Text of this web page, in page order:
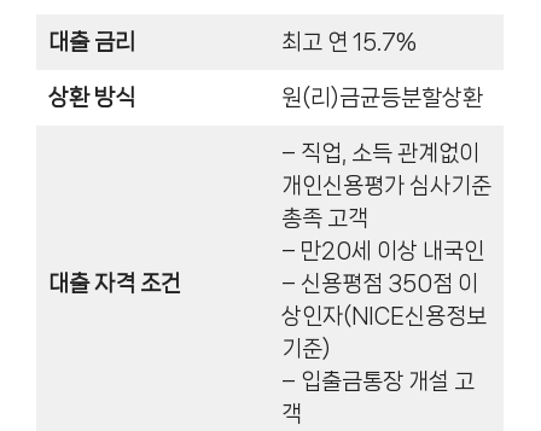
대출 금리 최고 연 15.7%
상환 방식 원(리)금균등분할상환
대출 자격 조건
– 직업, 소득 관계없이
개인신용평가 심사기준
총족 고객
– 만20세 이상 내국인
– 신용평점 350점 이
상인자(NICE신용정보
기준)
– 입출금통장 개설 고
객